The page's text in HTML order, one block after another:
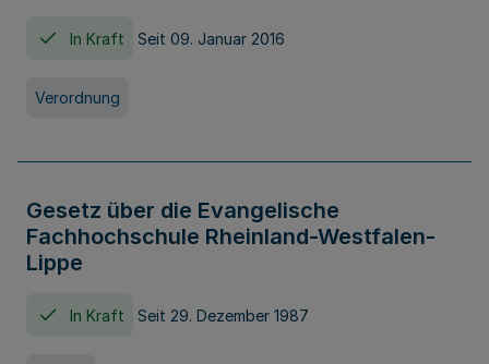
In Kraft Seit 09. Januar 2016
Verordnung
Gesetz über die Evangelische
Fachhochschule Rheinland-Westfalen-
Lippe
In Kraft Seit 29. Dezember 1987